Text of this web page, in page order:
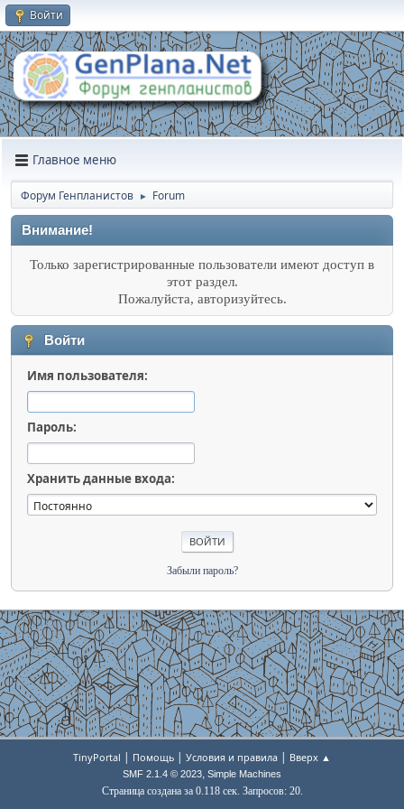
Войти
Главное меню
Форум Генпланистов ► Forum
Внимание!
Только зарегистрированные пользователи имеют доступ в
этот раздел.
Пожалуйста, авторизуйтесь.
Войти
Имя пользователя:
Пароль:
Хранить данные входа:
Забыли пароль?
TinyPortal | Помощь | Условия и правила | Вверх ▲
SMF 2.1.4 © 2023, Simple Machines
Страница создана за 0.118 сек. Запросов: 20.